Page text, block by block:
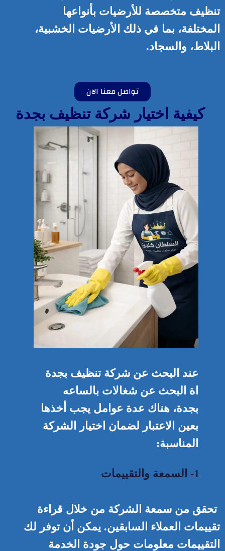
تنظيف متخصصة للأرضيات بأنواعها
المختلفة، بما في ذلك الأرضيات الخشبية،
البلاط، والسجاد.
تواصل معنا الان
كيفية اختيار شركة تنظيف بجدة
عند البحث عن شركة تنظيف بجدة
اة البحث عن شغالات بالساعه
بجدة، هناك عدة عوامل يجب أخذها
بعين الاعتبار لضمان اختيار الشركة
المناسبة:
1- السمعة والتقييمات
تحقق من سمعة الشركة من خلال قراءة
تقييمات العملاء السابقين. يمكن أن توفر لك
التقييمات معلومات حول جودة الخدمة